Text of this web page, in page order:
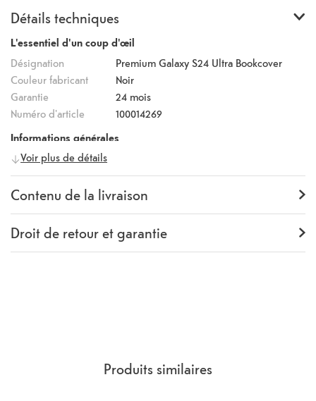
portable peut être placé en mode paysage, ce qui permet de
profiter confortablement des films, photos et séries. L'étui pour
téléphone portable dispose également d'une fermeture
magnétique pour que le Galaxy S24 Ultra soit bien maintenu
dans la housse. Tous les ports, le clavier et l'objectif de l'appareil
photo sont librement accessibles même lorsque l'appareil est
Détails techniques
L'essentiel d'un coup d'œil
Désignation
Premium Galaxy S24 Ultra Bookcover
Couleur fabricant
Noir
Garantie
24 mois
Numéro d'article
100014269
Informations générales
Fabricant
Numéro fabricant
Y0SM003FU83
Voir plus de détails
Contenu de la livraison
Contenu de la livraison Book Case
Droit de retour et garantie
Garantie
24 mois
Produits similaires